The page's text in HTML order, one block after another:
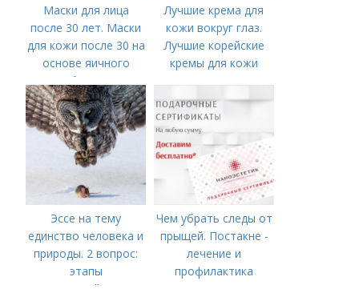
Маски для лица
после 30 лет. Маски
для кожи после 30 на
основе яичного
белка
Лучшие крема для
кожи вокруг глаз.
Лучшие корейские
кремы для кожи
году
Эссе на тему
единство человека и
природы. 2 вопрос:
этапы
взаимодействия
Чем убрать следы от
прыщей. Постакне -
лечение и
профилактика